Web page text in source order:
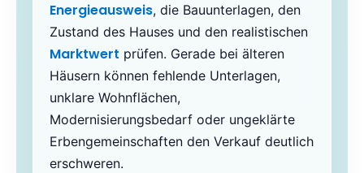
Energieausweis, die Bauunterlagen, den
Zustand des Hauses und den realistischen
Marktwert prüfen. Gerade bei älteren
Häusern können fehlende Unterlagen,
unklare Wohnflächen,
Modernisierungsbedarf oder ungeklärte
Erbengemeinschaften den Verkauf deutlich
erschweren.